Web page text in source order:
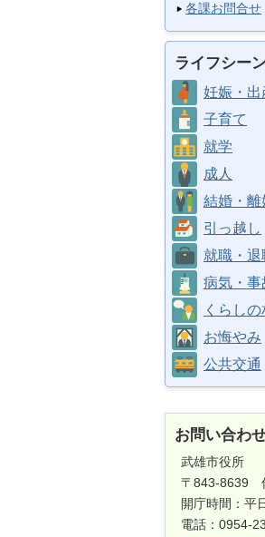
各課お問合せ
ライフシー
妊娠・出
子育て
就学
成人
結婚・離
引っ越し
就職・退
病気・事
くらしの
お悔やみ
公共交通
お問い合わ
武雄市役所
〒843-8639
開庁時間：平
電話：0954-